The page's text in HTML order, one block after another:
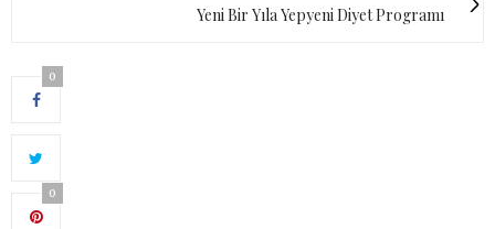
Yeni Bir Yıla Yepyeni Diyet Programı
0
0